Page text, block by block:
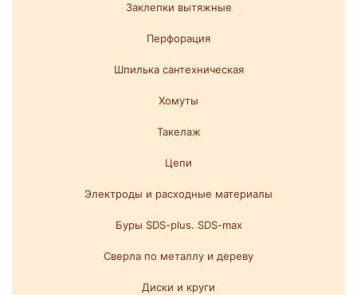
Заклепки вытяжные
Перфорация
Шпилька сантехническая
Хомуты
Такелаж
Цепи
Электроды и расходные материалы
Буры SDS-plus. SDS-max
Сверла по металлу и дереву
Диски и круги